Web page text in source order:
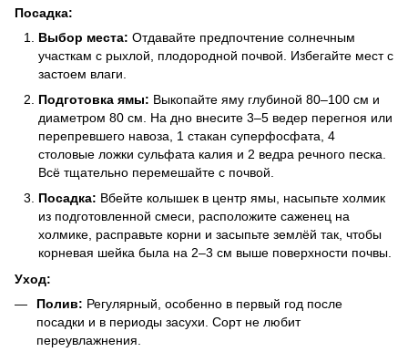
Посадка:
Выбор места: Отдавайте предпочтение солнечным
участкам с рыхлой, плодородной почвой. Избегайте мест с
застоем влаги.
Подготовка ямы: Выкопайте яму глубиной 80–100 см и
диаметром 80 см. На дно внесите 3–5 ведер перегноя или
перепревшего навоза, 1 стакан суперфосфата, 4
столовые ложки сульфата калия и 2 ведра речного песка.
Всё тщательно перемешайте с почвой.
Посадка: Вбейте колышек в центр ямы, насыпьте холмик
из подготовленной смеси, расположите саженец на
холмике, расправьте корни и засыпьте землёй так, чтобы
корневая шейка была на 2–3 см выше поверхности почвы.
Уход:
Полив: Регулярный, особенно в первый год после
посадки и в периоды засухи. Сорт не любит
переувлажнения.